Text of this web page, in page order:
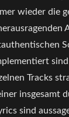
wieder die
Tracks
insgesamt
sind